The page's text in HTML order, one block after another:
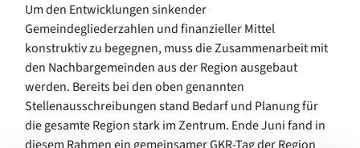
Um den Entwicklungen sinkender
Gemeindegliederzahlen und finanzieller Mittel
konstruktiv zu begegnen, muss die Zusammenarbeit mit
den Nachbargemeinden aus der Region ausgebaut
werden. Bereits bei den oben genannten
Stellenausschreibungen stand Bedarf und Planung für
die gesamte Region stark im Zentrum. Ende Juni fand in